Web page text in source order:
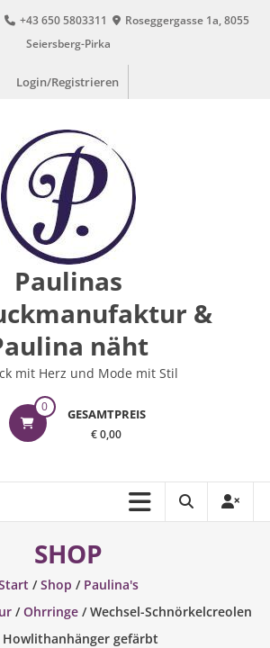
+43 650 5803311
Roseggergasse 1a, 8055
Seiersberg-Pirka
Login/Registrieren
Paulinas
&
näht
mit Herz und Mode mit Stil
0 GESAMTPREIS
€ 0,00
SHOP
/Shop / Paulina's
/Ohrringe / Wechsel-Schnörkelcreolen
gefärbt